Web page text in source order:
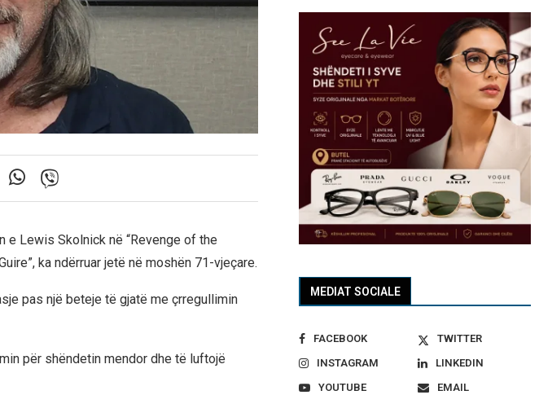
e Lewis Skolnick në “Revenge of the
ka ndërruar jetë në moshën 71-vjeçare.
pas një beteje të gjatë me çrregullimin
për shëndetin mendor dhe të luftojë
MEDIAT SOCIALE
FACEBOOK
TWITTER
INSTAGRAM
LINKEDIN
YOUTUBE
EMAIL